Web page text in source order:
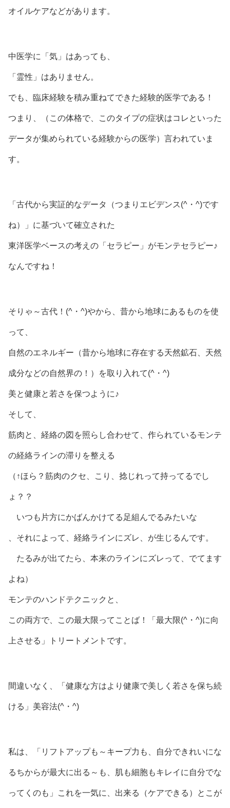
オイルケアなどがあります。
中医学に「気」はあっても、
「霊性」はありません。
でも、臨床経験を積み重ねてできた経験的医学である！
つまり、（この体格で、このタイプの症状はコレといった
データが集められている経験からの医学）言われていま
す。
「古代から実証的なデータ（つまりエビデンス(^・^)です
ね）」に基づいて確立された
東洋医学ベースの考えの「セラピー」がモンテセラピー♪
なんですね！
そりゃ～古代！(^・^)やから、昔から地球にあるものを使
って、
自然のエネルギー（昔から地球に存在する天然鉱石、天然
成分などの自然界の！）を取り入れて(^・^)
美と健康と若さを保つように♪
そして、
筋肉と、経絡の図を照らし合わせて、作られているモンテ
の経絡ラインの滞りを整える
（↑ほら？筋肉のクセ、こり、捻じれって持ってるでし
ょ？？
いつも片方にかばんかけてる足組んでるみたいな
、それによって、経絡ラインにズレ、が生じるんです。
たるみが出てたら、本来のラインにズレって、でてます
よね）
モンテのハンドテクニックと、
この両方で、この最大限ってことば！「最大限(^・^)に向
上させる」トリートメントです。
間違いなく、「健康な方はより健康で美しく若さを保ち続
ける」美容法(^・^)
私は、「リフトアップも～キープ力も、自分できれいにな
るちからが最大に出る～も、肌も細胞もキレイに自分でな
ってくのも」これを一気に、出来る（ケアできる）とこが